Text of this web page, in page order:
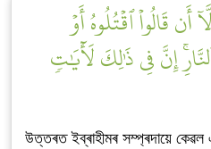
قَالُواْ ٱقۡتُلُوهُ أَوۡ
إِنَّ فِي ذَٰلِكَ لَأٓيَٰتٖ
উত্তৰত ইব্ৰাহীমৰ সম্প্ৰদায়ে